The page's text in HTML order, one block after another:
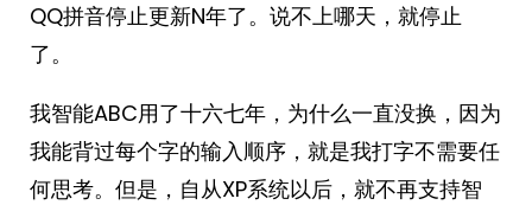
QQ拼音停止更新N年了。说不上哪天，就停止
了。
我智能ABC用了十六七年，为什么一直没换，因为
我能背过每个字的输入顺序，就是我打字不需要任
何思考。但是，自从XP系统以后，就不再支持智